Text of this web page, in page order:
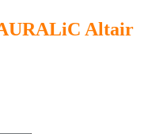
Altair